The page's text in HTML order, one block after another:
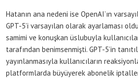
Hatanın ana nedeni ise OpenAI’ın
GPT-5’i varsayılan olarak ayarlaması
samimi ve konuşkan üslubuyla
tarafından benimsenmişti. GPT-5’in
yayınlanmasıyla kullanıcıların
platformlarda büyüyerek abonelik